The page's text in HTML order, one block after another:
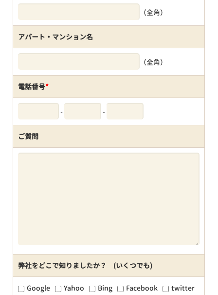
（全角）
アパート・マンション名
（全角）
電話番号*
- -
ご質問
弊社をどこで知りましたか？ (いくつでも)
Google Yahoo Bing Facebook
twitter